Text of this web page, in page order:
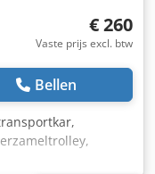
€ 260
Vaste prijs excl. btw
Bellen
-